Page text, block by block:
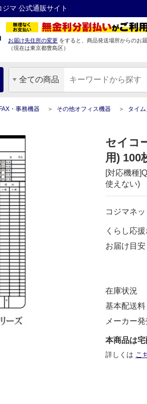
ジマ 公式通販サイト
お届け先住所の変更 をすると、商品発送場所からのお
（現在は東京都豊島区）
全ての商品
・事務機器 その他オフィス機器 タイ
セイコ
用) 100
[対応機種
使えない)
コジマネ
くらし応援
お届け
在庫
基本配
メーカー
本商品は宅
詳しくは こ